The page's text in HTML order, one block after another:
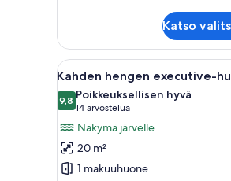
comfort-
huone,
järvinäköala
Katso
Avaa
kaikki
huonetyypin
Kahden
hengen
executive-
huone,
23
Kahden hengen executive-
9,89,8 kautta 10
Poikkeuksellisen hyvä
14 arvostelua
(14
arvostelua)
Näkymä järvelle
20 m²
1 makuuhuone